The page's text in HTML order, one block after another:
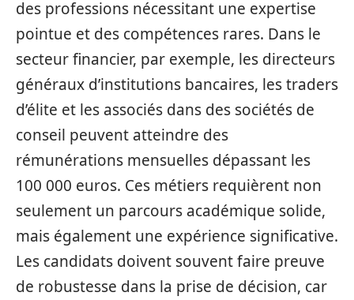
des professions nécessitant une expertise
pointue et des compétences rares. Dans le
secteur financier, par exemple, les directeurs
généraux d’institutions bancaires, les traders
d’élite et les associés dans des sociétés de
conseil peuvent atteindre des
rémunérations mensuelles dépassant les
100 000 euros. Ces métiers requièrent non
seulement un parcours académique solide,
mais également une expérience significative.
Les candidats doivent souvent faire preuve
de robustesse dans la prise de décision, car